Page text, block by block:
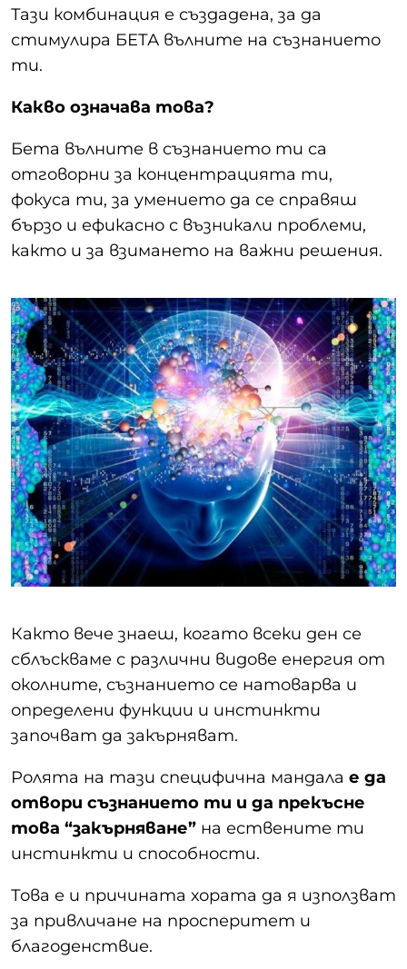
Тази комбинация е създадена, за да
стимулира БЕТА вълните на съзнанието
ти.
Какво означава това?
Бета вълните в съзнанието ти са
отговорни за концентрацията ти,
фокуса ти, за умението да се справяш
бързо и ефикасно с възникали проблеми,
както и за взимането на важни решения.
Както вече знаеш, когато всеки ден се
сблъскваме с различни видове енергия от
околните, съзнанието се натоварва и
определени функции и инстинкти
започват да закърняват.
Ролята на тази специфична мандала е да
отвори съзнанието ти и да прекъсне
това “закърняване” на ествените ти
инстинкти и способности.
Това е и причината хората да я използват
за привличане на просперитет и
благоденствие.